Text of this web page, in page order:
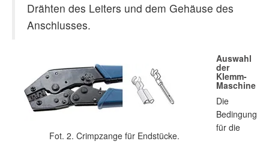
Drähten des Leiters und dem Gehäuse des
Anschlusses.
Fot. 2. Crimpzange für Endstücke.
Auswahl
der
Klemm-
Maschine
Die
Bedingung
für die